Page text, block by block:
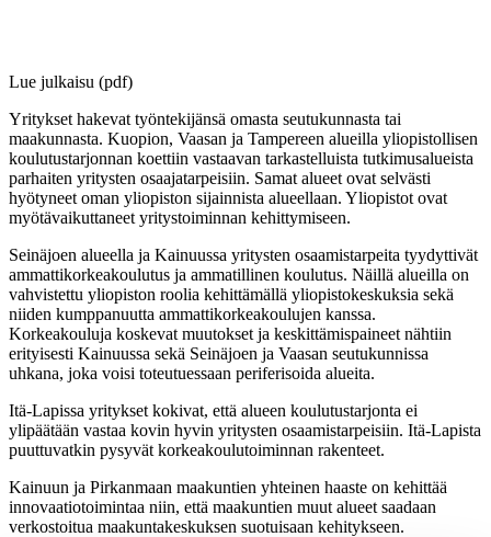
Lue julkaisu (pdf)
Yritykset hakevat työntekijänsä omasta seutukunnasta tai
maakunnasta. Kuopion, Vaasan ja Tampereen alueilla yliopistollisen
koulutustarjonnan koettiin vastaavan tarkastelluista tutkimusalueista
parhaiten yritysten osaajatarpeisiin. Samat alueet ovat selvästi
hyötyneet oman yliopiston sijainnista alueellaan. Yliopistot ovat
myötävaikuttaneet yritystoiminnan kehittymiseen.
Seinäjoen alueella ja Kainuussa yritysten osaamistarpeita tyydyttivät
ammattikorkeakoulutus ja ammatillinen koulutus. Näillä alueilla on
vahvistettu yliopiston roolia kehittämällä yliopistokeskuksia sekä
niiden kumppanuutta ammattikorkeakoulujen kanssa.
Korkeakouluja koskevat muutokset ja keskittämispaineet nähtiin
erityisesti Kainuussa sekä Seinäjoen ja Vaasan seutukunnissa
uhkana, joka voisi toteutuessaan periferisoida alueita.
Itä-Lapissa yritykset kokivat, että alueen koulutustarjonta ei
ylipäätään vastaa kovin hyvin yritysten osaamistarpeisiin. Itä-Lapista
puuttuvatkin pysyvät korkeakoulutoiminnan rakenteet.
Kainuun ja Pirkanmaan maakuntien yhteinen haaste on kehittää
innovaatiotoimintaa niin, että maakuntien muut alueet saadaan
verkostoitua maakuntakeskuksen suotuisaan kehitykseen.